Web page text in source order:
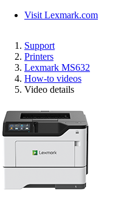
Visit Lexmark.com
Support
Printers
Lexmark MS632
How-to videos
Video details